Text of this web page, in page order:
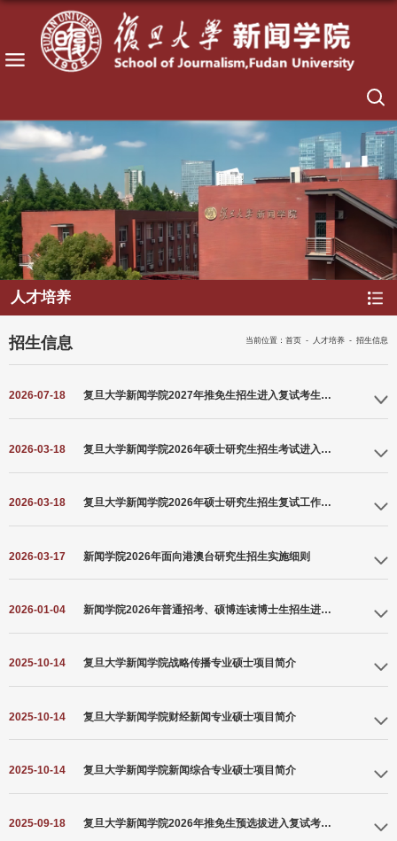
人才培养
当前位置： 首页 - 人才培养 - 招生信息
招生信息
2026-07-18 复旦大学新闻学院2027年推免生招生进入复试考生名单
2026-03-18 复旦大学新闻学院2026年硕士研究生招生考试进入复试考生名单
2026-03-18 复旦大学新闻学院2026年硕士研究生招生复试工作实施细则
情况，制定本细则。一、招生计划 根据《复旦大学2026年全日制硕士生考试招生分专业
族高层次骨干人才专项计划、退役大学生士兵计划考生各不超过1人。二、确定复试名单
我院研究生招生委员会依据学校公布的考生进入复试的初试成绩基本要求、招生计划和
计划120%的专业方向，安排全部合格生源参加复试。其中，新闻与传播专业（专业代码
作为第二志愿的复试考生应在规定时间内书面回
2026-03-17 新闻学院2026年面向港澳台研究生招生实施细则
向香港、澳门、台湾地区招收研究生简章，结合本院实际，为保证招生录取工作规范有
致的后果由考生本人承担。博士生考生还应提供已有科研成果清单；一篇代表性学术论
文（不限是否发表，如非中文撰写，应附中文全文翻译，如非第一作者，应由第一作者
表的成果应提供用稿单位证明）；拟攻读博士学位的科研计划书（8000字左右，中文撰
向报考导师。提交申请材料的截止时间为4月10日，未按要求提交申请材料的，视为放弃
符合报考条件的考生不予准考。在复试、录取环节发现考生不符合报考条件的，
2026-01-04 新闻学院2026年普通招考、硕博连读博士生招生进入复试考生名单
2025-10-14 复旦大学新闻学院战略传播专业硕士项目简介
领域应运而生。为打造中国战略传播人才培养和科研的前沿阵地，复旦大学新闻学院于
能够适应社会发展需求的高层次、应用型战略传播人才。二、培养特色本项目立足于复
旦大学的综合性资源平台，依托历史悠久、学术积淀深厚、教学设备一流的新闻学院，
2025-10-14 复旦大学新闻学院财经新闻专业硕士项目简介
调新闻传播+财经分析两大核心能力的训练，课程设置中新闻传播和财经金融并重，力求
背景，使得本项目毕业生不仅在招聘时受到用人单位广泛青睐，更因此具有极为广阔的
2025-10-14 复旦大学新闻学院新闻综合专业硕士项目简介
播专业沟通能力成为各行各业人才的必备素质。新闻与传播综合（简称“新闻综合”）方向
2025-09-18 复旦大学新闻学院2026年推免生预选拔进入复试考生名单（第三批）